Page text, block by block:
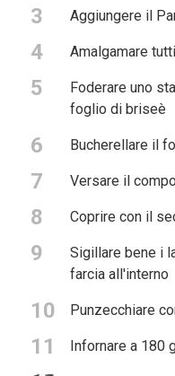
3 Aggiungere il
4 Amalgamare
5
Foderare uno
foglio di briseè
6 Bucherellare il
7 Versare il
8 Coprire con il
9
Sigillare bene i
farcia all'interno
10 Punzecchiare
11 Infornare a 180